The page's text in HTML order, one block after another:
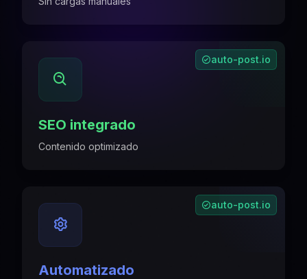
auto-post.io
SEO integrado
Contenido optimizado
auto-post.io
Automatizado